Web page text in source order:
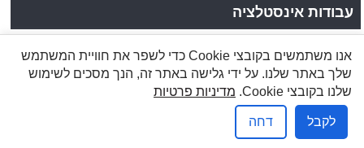
עבודות אינסטלציה
לקוחות יקרים, כתובתנו: רחוב הזורע 10/4,עמק שרה,באר
שבע | טלפון:08-6277737, פקס:08-6278249
שמעון: 050-5284031, 1-800-200-330 |
אפיק פרסום בניית אתרים
אנו משתמשים בקובצי Cookie כדי לשפר את חוויית המשתמש
שלך באתר שלנו. על ידי גלישה באתר זה, הנך מסכים לשימוש
שלנו בקובצי Cookie.
מדיניות פרטיות
לקבל דחה